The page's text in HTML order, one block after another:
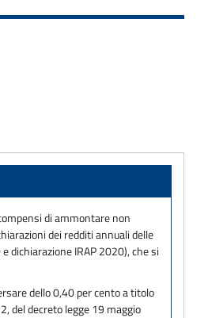
di ammontare non
dei redditi annuali delle
dichiarazione IRAP 2020), che si
dello 0,40 per cento a titolo
del decreto legge 19 maggio